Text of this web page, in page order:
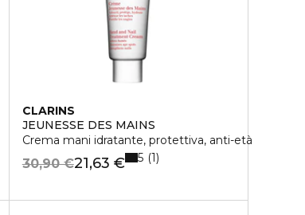
CLARINS
JEUNESSE DES MAINS
Crema mani idratante, protettiva, anti-età
21,63 €
30,90 € 5 1